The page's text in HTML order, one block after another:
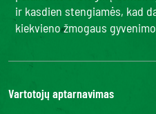
ir kasdien stengiamės, kad
kiekvieno žmogaus
Vartotojų aptarnavimas